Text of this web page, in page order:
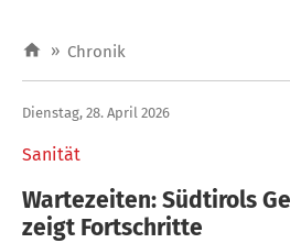
» Chronik
Sanität
Dienstag, 28. April 2026
Wartezeiten: Südtirols
zeigt Fortschritte